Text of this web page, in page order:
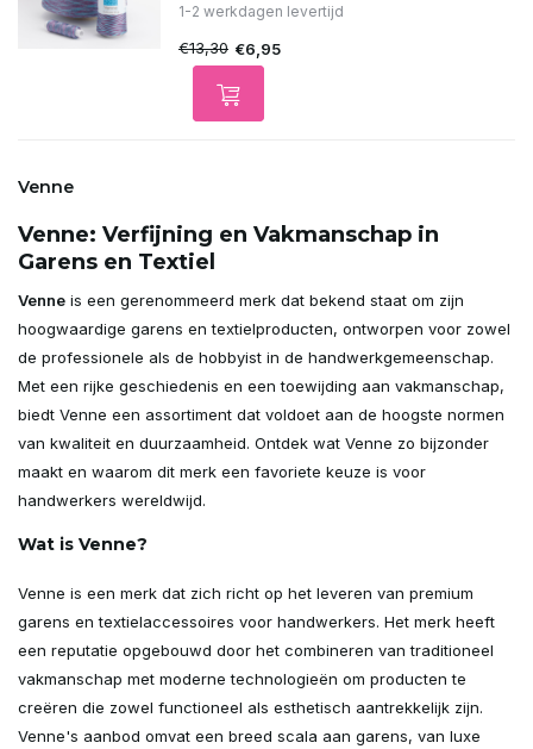
1-2 werkdagen levertijd
€13,30 €6,95
Venne
Venne: Verfijning en Vakmanschap in
Garens en Textiel
Venne is een gerenommeerd merk dat bekend staat om zijn
hoogwaardige garens en textielproducten, ontworpen voor zowel
de professionele als de hobbyist in de handwerkgemeenschap.
Met een rijke geschiedenis en een toewijding aan vakmanschap,
biedt Venne een assortiment dat voldoet aan de hoogste normen
van kwaliteit en duurzaamheid. Ontdek wat Venne zo bijzonder
maakt en waarom dit merk een favoriete keuze is voor
handwerkers wereldwijd.
Wat is Venne?
Venne is een merk dat zich richt op het leveren van premium
garens en textielaccessoires voor handwerkers. Het merk heeft
een reputatie opgebouwd door het combineren van traditioneel
vakmanschap met moderne technologieën om producten te
creëren die zowel functioneel als esthetisch aantrekkelijk zijn.
Venne's aanbod omvat een breed scala aan garens, van luxe